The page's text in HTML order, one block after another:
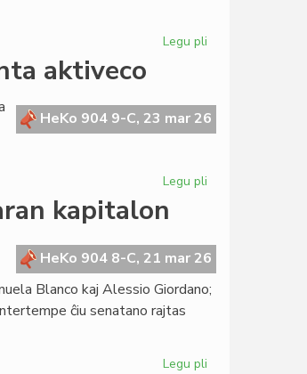
Legu pli
pri
la
aktiveco
HeKo 904 9-C, 23 mar 26
Legu pli
raportas
pri
kreskanta
kapitalon
HeKo 904 8-C, 21 mar 26
Blanco kaj Alessio Giordano;
ĉiu senatano rajtas
Legu pli